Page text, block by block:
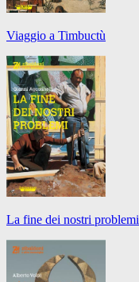
Viaggio a Timbuctù
La fine dei nostri problemi